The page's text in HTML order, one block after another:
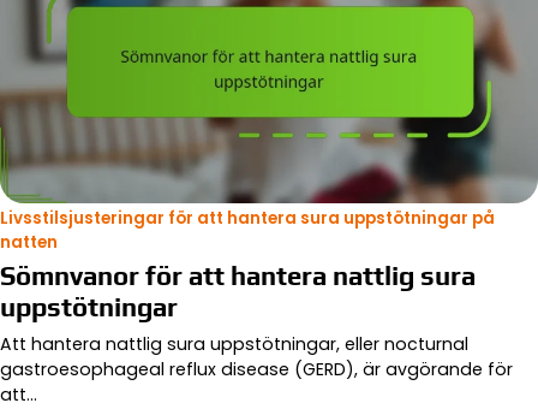
Livsstilsjusteringar för att hantera sura uppstötningar på
natten
Sömnvanor för att hantera nattlig sura
uppstötningar
Att hantera nattlig sura uppstötningar, eller nocturnal
gastroesophageal reflux disease (GERD), är avgörande för
att…